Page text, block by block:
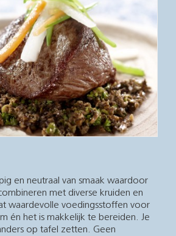
en neutraal van smaak waardoor
met diverse kruiden en
waardevolle voedingsstoffen voor
én het is makkelijk te bereiden. Je
op tafel zetten. Geen